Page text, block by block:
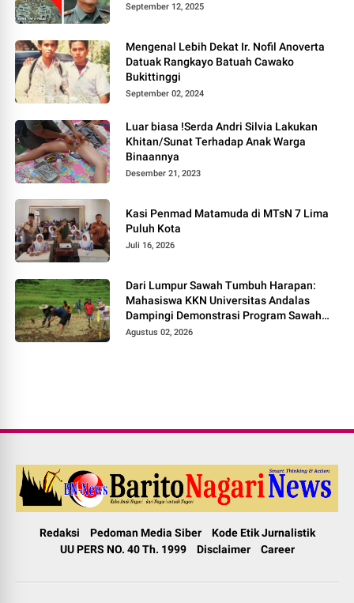
September 12, 2025
Mengenal Lebih Dekat Ir. Nofil Anoverta
Datuak Rangkayo Batuah Cawako
Bukittinggi
September 02, 2024
Luar biasa !Serda Andri Silvia Lakukan
Khitan/Sunat Terhadap Anak Warga
Binaannya
Desember 21, 2023
Kasi Penmad Matamuda di MTsN 7 Lima
Puluh Kota
Juli 16, 2026
Dari Lumpur Sawah Tumbuh Harapan:
Mahasiswa KKN Universitas Andalas
Dampingi Demonstrasi Program Sawah
Pokok Murah di Jorong Bayua
Agustus 02, 2026
Redaksi Pedoman Media Siber
Kode Etik Jurnalistik
UU PERS NO. 40 Th. 1999
Disclaimer Career